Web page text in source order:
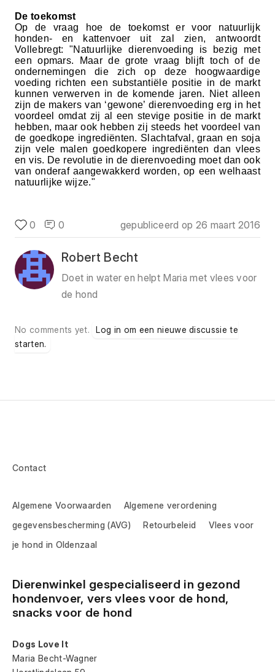
De toekomst
Op de vraag hoe de toekomst er voor natuurlijk
honden- en kattenvoer uit zal zien, antwoordt
Vollebregt: "Natuurlijke dierenvoeding is bezig met
een opmars. Maar de grote vraag blijft toch of de
ondernemingen die zich op deze hoogwaardige
voeding richten een substantiële positie in de markt
kunnen verwerven in de komende jaren. Niet alleen
zijn de makers van ‘gewone’ dierenvoeding erg in het
voordeel omdat zij al een stevige positie in de markt
hebben, maar ook hebben zij steeds het voordeel van
de goedkope ingrediënten. Slachtafval, graan en soja
zijn vele malen goedkopere ingrediënten dan vlees
en vis. De revolutie in de dierenvoeding moet dan ook
van onderaf aangewakkerd worden, op een welhaast
natuurlijke wijze."
0 0 gepubliceerd op 26 maart 2016
Robert Becht
Doet in water en helpt Maria met vlees voor
de hond
No comments yet.
Log in om een nieuwe discussie te
starten.
Contact
Algemene Voorwaarden
Algemene verordening
gegevensbescherming (AVG)
Retourbeleid
Vlees voor
je hond in Oldenzaal
Dierenwinkel gespecialiseerd in gezond
hondenvoer, vers vlees voor de hond,
snacks voor de hond
Dogs Love It
Maria Becht-Wagner